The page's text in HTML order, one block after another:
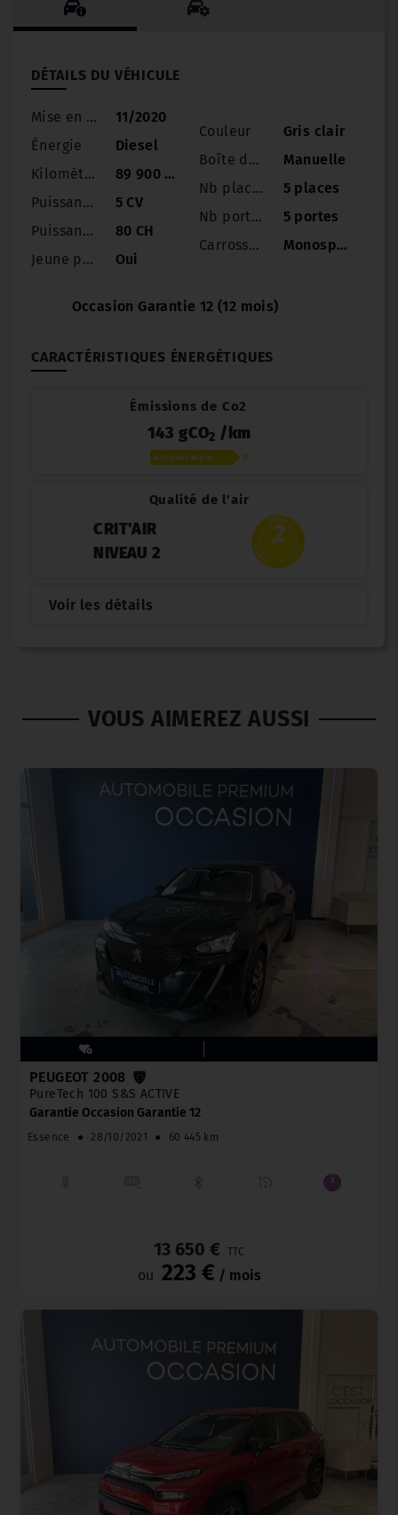
DÉTAILS DU VÉHICULE
Mise en circulation
11/2020
Énergie
Diesel
Kilométrage
89 900 km
Puissance
5 CV
Puissance réelle
80 CH
Jeune permis
Oui
Couleur
Gris clair
Boîte de vitesse
Manuelle
Nb places
5 places
Nb portes
5 portes
Carrosserie
Monospace compact
Occasion Garantie 12 (12 mois)
CARACTÉRISTIQUES ÉNERGÉTIQUES
Émissions de Co2
143 gCO2 /km
Qualité de l'air
CRIT'AIR
NIVEAU 2
Voir les détails
VOUS AIMEREZ AUSSI
PEUGEOT 2008
PureTech 100 S&S ACTIVE
Garantie Occasion Garantie 12
Essence ● 28/10/2021 ● 60 445 km
13 650 € TTC
ou 223 € / mois